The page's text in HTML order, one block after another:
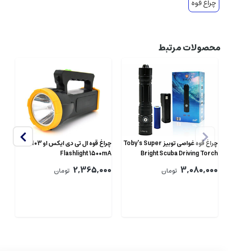
چراغ قوه
محصولات مرتبط
چراغ قوه غواصی توبیز Toby's Super
Bright Scuba Driving Torch
1600lm 100m DT-01
3,080,000 تومان
چراغ قوه ال تی دی ایکس او XO YH03
Flashlight 1500mA
2,365,000 تومان